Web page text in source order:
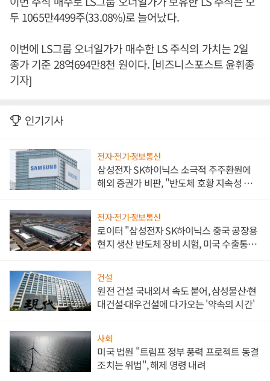
두 1065만4499주(33.08%)로 늘어났다.
이번에 LS그룹 오너일가가 매수한 LS 주식의 가치는 2일
종가 기준 28억694만8천 원이다. [비즈니스포스트 윤휘종
기자]
인기기사
전자·전기·정보통신
삼성전자 SK하이닉스 소극적 주주환원에
해외 증권가 비판, "반도체 호황 지속성 의
전자·전기·정보통신
로이터 "삼성전자 SK하이닉스 중국 공장용
현지 생산 반도체 장비 시험, 미국 수출통제
건설
원전 건설 국내외서 속도 붙어, 삼성물산·현
대건설·대우건설에 다가오는 '약속의 시간'
사회
미국 법원 "트럼프 정부 풍력 프로젝트 동결
조치는 위법", 해제 명령 내려